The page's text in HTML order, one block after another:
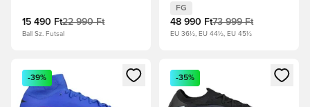
15 490 Ft22 990 Ft
Ball Sz. Futsal
Eclipse/Metál ezüst
FG
48 990 Ft73 999 Ft
EU 36½, EU 44½, EU 45½
Megnyit egy modált a bejelentkezéshez vagy a tagként
-39%
Megnyit egy modált a
-35%